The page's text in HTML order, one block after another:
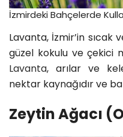
İzmirdeki Bahçelerde
Lavanta, İzmir’in sıcak
güzel kokulu ve çekici
Lavanta, arılar ve
nektar kaynağıdır ve
Zeytin Ağacı